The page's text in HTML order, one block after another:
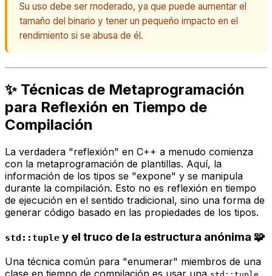
Su uso debe ser moderado, ya que puede aumentar el
tamaño del binario y tener un pequeño impacto en el
rendimiento si se abusa de él.
✨ Técnicas de Metaprogramación
para Reflexión en Tiempo de
Compilación
La verdadera "reflexión" en C++ a menudo comienza
con la metaprogramación de plantillas. Aquí, la
información de los tipos se "expone" y se manipula
durante la compilación. Esto no es reflexión en tiempo
de ejecución en el sentido tradicional, sino una forma de
generar código basado en las propiedades de los tipos.
std::tuple y el truco de la estructura anónima 🧩
Una técnica común para "enumerar" miembros de una
clase en tiempo de compilación es usar una